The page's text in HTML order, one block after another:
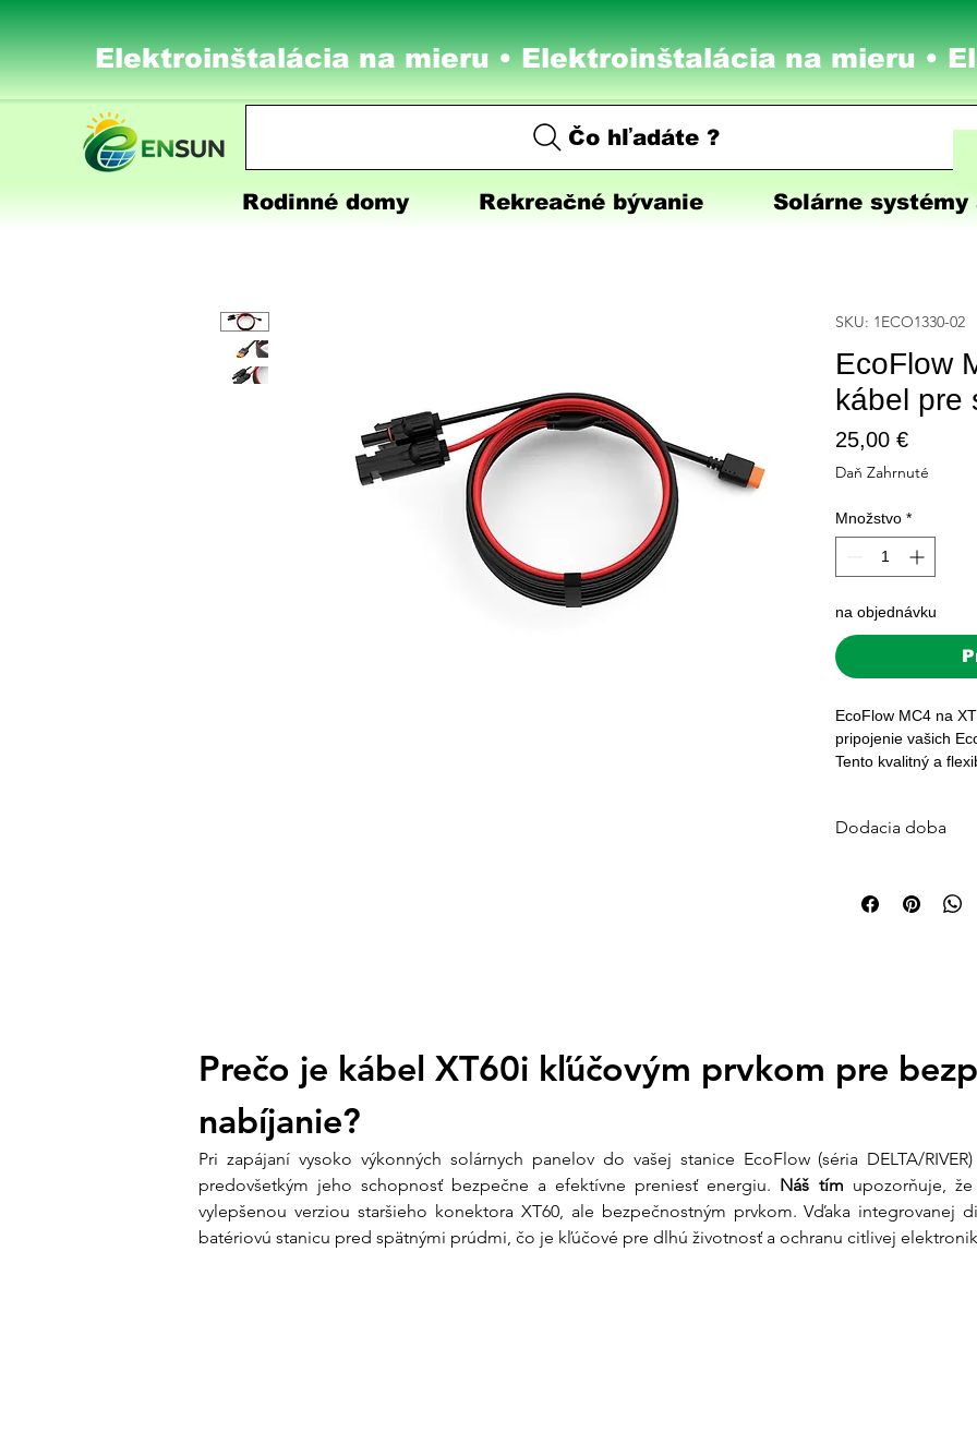
Elektroinštalácia na mieru • Elektroinštalácia na mieru •
Čo hľadáte ?
Rodinné domy Rekreačné bývanie Solárne systémy
SKU: 1ECO1330-02
EcoFlow
kábel pre
25,00 €Price
Daň Zahrnuté
Množstvo *
na objednávku
EcoFlow MC4 na
pripojenie vašich
Tento kvalitný a
flexibilitu pre
Dodacia doba
Väčšina
platby. Pre veľké
Prečo je kábel XT60i kľúčovým prvkom pre
nabíjanie?
Pri zapájaní vysoko výkonných solárnych panelov do vašej stanice EcoFlow (séria DELTA/
predovšetkým jeho schopnosť bezpečne a efektívne preniesť energiu. Náš tím upozorňuje,
vylepšenou verziou staršieho konektora XT60, ale bezpečnostným prvkom. Vďaka integrovanej
batériovú stanicu pred spätnými prúdmi, čo je kľúčové pre dlhú životnosť a ochranu citlivej